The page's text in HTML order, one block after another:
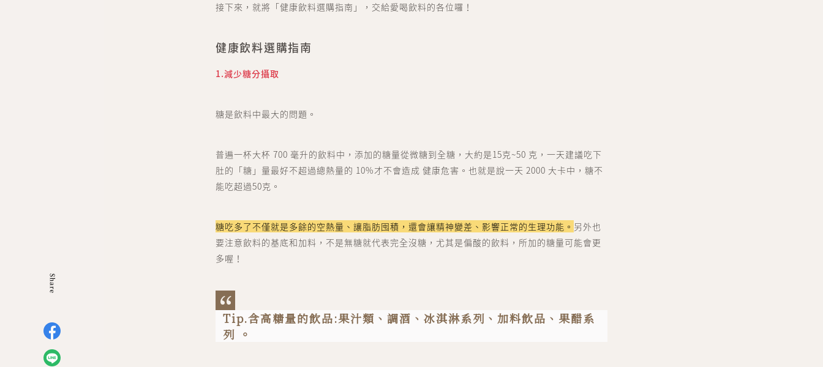
世代談 sedai talk
文化街區 Culture Zone
會員中心 member center
接下來，就將「健康飲料選購指南」，交給愛喝飲料的各位囉！
健康飲料選購指南
1.減少糖分攝取
糖是飲料中最大的問題。
普遍一杯大杯 700 毫升的飲料中，添加的糖量從微糖到全糖，大約是15克~50 克，一天建議吃下
肚的「糖」量最好不超過總熱量的 10%才不會造成 健康危害。也就是說一天 2000 大卡中，糖不
能吃超過50克。
糖吃多了不僅就是多餘的空熱量、讓脂肪囤積，還會讓精神變差、影響正常的生理功能。 另外也
要注意飲料的基底和加料，不是無糖就代表完全沒糖，尤其是偏酸的飲料，所加的糖量可能會更
多喔！
Tip.含高糖量的飲品:果汁類、調酒、冰淇淋系列、加料飲品、果醋系
列 。